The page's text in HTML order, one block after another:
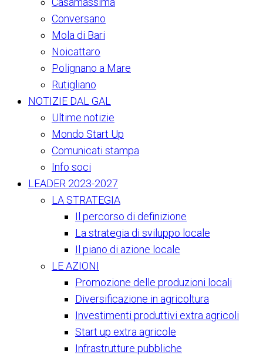
Conversano
Mola di Bari
Noicattaro
Polignano a Mare
Rutigliano
NOTIZIE DAL GAL
Ultime notizie
Mondo Start Up
Comunicati stampa
Info soci
LEADER 2023-2027
LA STRATEGIA
Il percorso di definizione
La strategia di sviluppo locale
Il piano di azione locale
LE AZIONI
Promozione delle produzioni locali
Diversificazione in agricoltura
Investimenti produttivi extra agricoli
Start up extra agricole
Infrastrutture pubbliche